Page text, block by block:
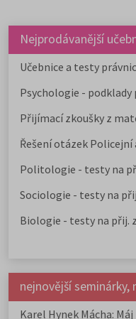
Nejprodávanější
Učebnice a testy
Psychologie -
Přijímací zkoušky z
Řešení otázek Policejní
Politologie - testy na
Sociologie - testy na
Biologie - testy na přij.
nejnovější
Karel Hynek Mácha: Máj